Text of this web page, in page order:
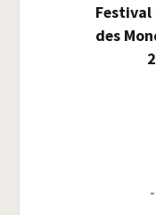
des
-